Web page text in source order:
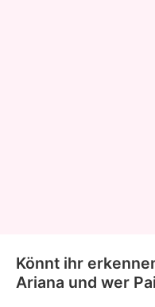
Könnt ihr
Ariana und wer